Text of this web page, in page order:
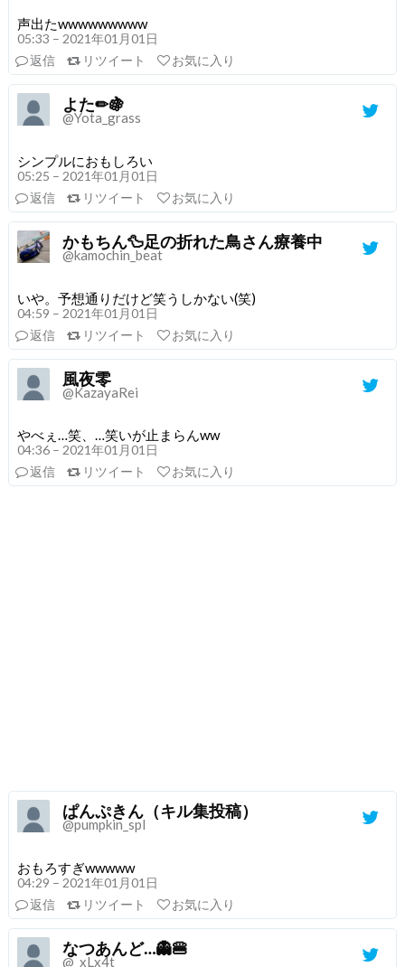
声出たwwwwwwwww
05:33 – 2021年01月01日
返信
リツイート お気に入り
よた✏🍇
@Yota_grass
シンプルにおもしろい
05:25 – 2021年01月01日
返信
リツイート お気に入り
かもちん🦆足の折れた鳥さん療養中
@kamochin_beat
いや。予想通りだけど笑うしかない(笑)
04:59 – 2021年01月01日
返信
リツイート お気に入り
風夜零
@KazayaRei
やべぇ…笑、…笑いが止まらんww
04:36 – 2021年01月01日
返信
リツイート お気に入り
ぱんぷきん（キル集投稿）
@pumpkin_spl
おもろすぎwwwww
04:29 – 2021年01月01日
返信
リツイート お気に入り
なつあんど…👻🍔
@_xLx4t